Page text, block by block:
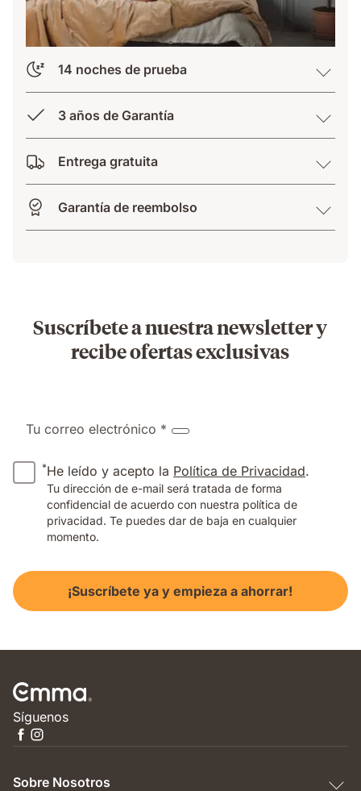
14 noches de prueba
3 años de Garantía
Entrega gratuita
Garantía de reembolso
Suscríbete a nuestra newsletter y
recibe ofertas exclusivas
Tu correo electrónico *
*He leído y acepto la Política de Privacidad.
Tu dirección de e-mail será tratada de forma
confidencial de acuerdo con nuestra política de
privacidad. Te puedes dar de baja en cualquier
momento.
¡Suscríbete ya y empieza a ahorrar!
Síguenos
Sobre Nosotros